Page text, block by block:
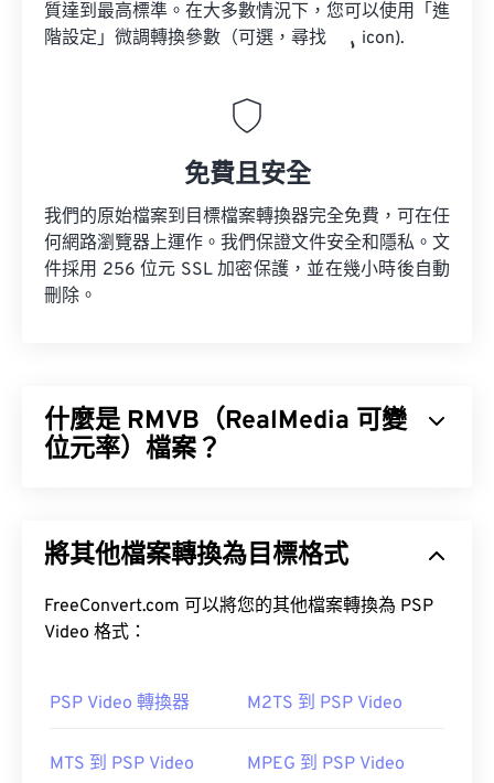
質達到最高標準。在大多數情況下，您可以使用「進
階設定」微調轉換參數（可選，尋找
icon).
免費且安全
我們的原始檔案到目標檔案轉換器完全免費，可在任
何網路瀏覽器上運作。我們保證文件安全和隱私。文
件採用 256 位元 SSL 加密保護，並在幾小時後自動
刪除。
什麼是 RMVB（RealMedia 可變
位元率）檔案？
縮，這意味著它會根據多媒體內容片段（例如高動作
支援在 Windows、Mac OS X 和 Linux 系
RealNetworks 開發，因此 RealPlayer 是此檔案類型
將其他檔案轉換為目標格式
FreeConvert.com 可以將您的其他檔案轉換為 PSP
Video 格式：
PSP Video 轉換器 M2TS 到 PSP Video
MTS 到 PSP Video MPEG 到 PSP Video